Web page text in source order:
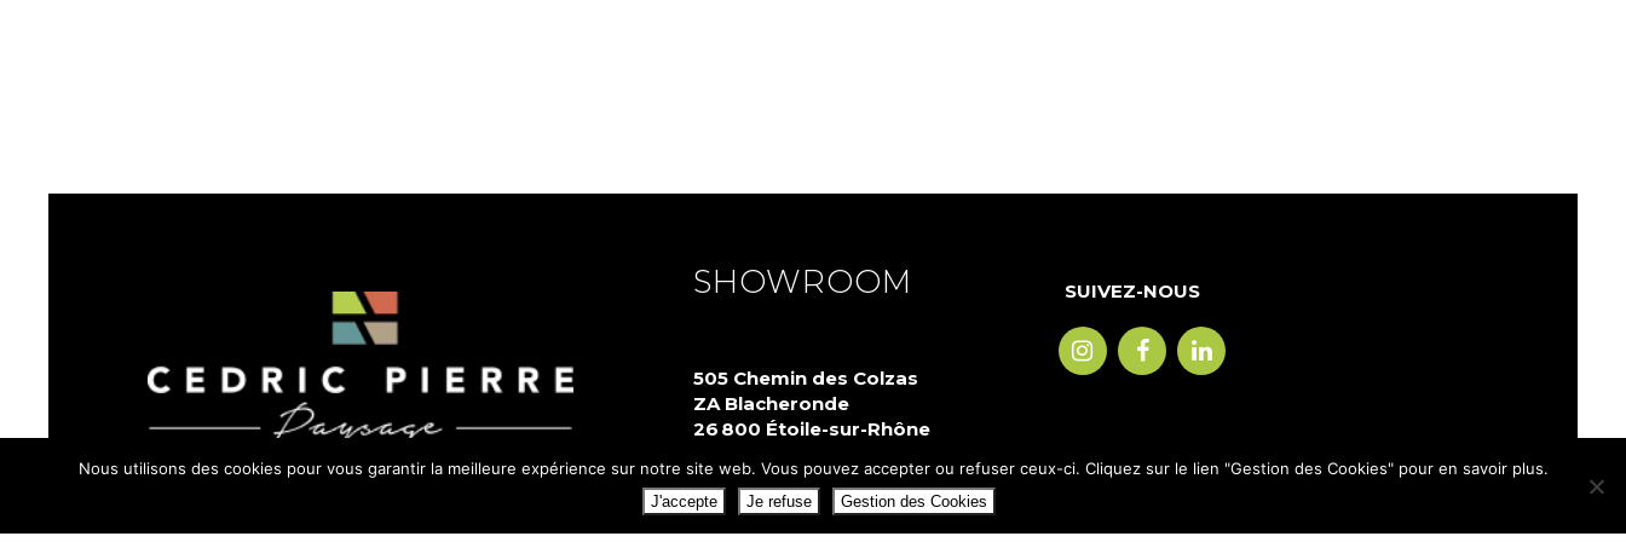
SHOWROOM
505 Chemin des Colzas
ZA Blacheronde
26 800 Étoile-sur-Rhône
04 75 80 09 80
SUIVEZ-NOUS
mentions légales
Nous utilisons des cookies pour vous garantir la meilleure expérience sur notre site web. Vous pouvez accepter ou refuser ceux-ci. Cliquez sur le lien "Gestion des Cookies" pour en savoir plus.
J'accepte Je refuse Gestion des Cookies